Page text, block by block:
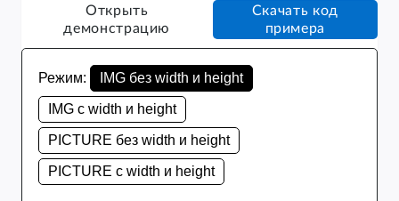
Открыть
демонстрацию
Скачать код
примера